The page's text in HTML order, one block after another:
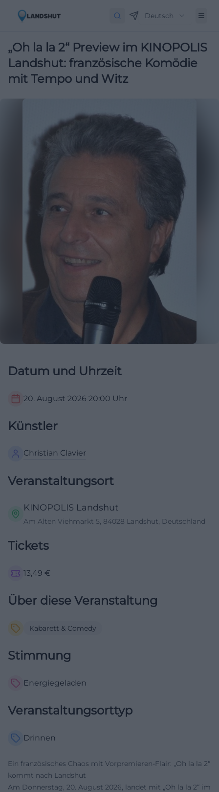
Deutsch
„Oh la la 2“ Preview im KINOPOLIS
Landshut: französische Komödie
mit Tempo und Witz
Datum und Uhrzeit
20. August 2026 20:00 Uhr
Künstler
Christian Clavier
Veranstaltungsort
KINOPOLIS Landshut
Am Alten Viehmarkt 5, 84028 Landshut, Deutschland
Tickets
13,49 €
Über diese Veranstaltung
Kabarett & Comedy
Stimmung
Energiegeladen
Veranstaltungsorttyp
Drinnen
Ein französisches Chaos mit Vorpremieren-Flair: „Oh la la 2“
kommt nach Landshut
Am Donnerstag, 20. August 2026, landet mit „Oh la la 2“ im